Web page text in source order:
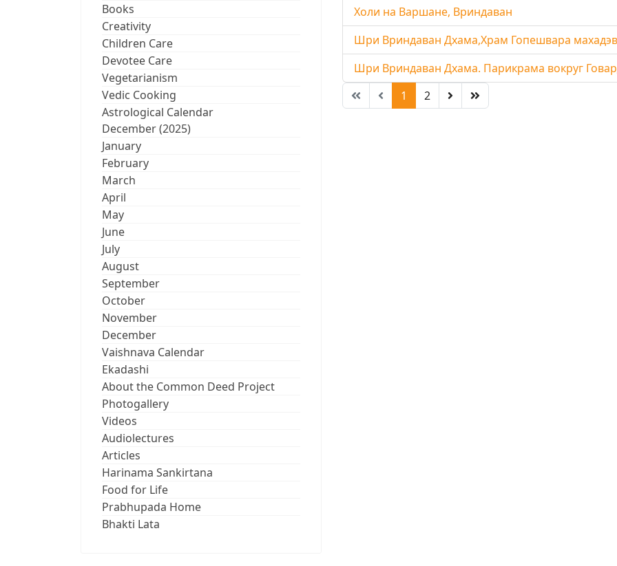
Books
Creativity
Children Care
Devotee Care
Vegetarianism
Vedic Cooking
Astrological Calendar
December (2025)
January
February
March
April
May
June
July
August
September
October
November
December
Vaishnava Calendar
Ekadashi
About the Common Deed Project
Photogallery
Videos
Audiolectures
Articles
Harinama Sankirtana
Food for Life
Prabhupada Home
Bhakti Lata
Холи на Варшане, Вриндаван
Шри Вриндаван Дхама,Храм Гопешвара
Шри Вриндаван Дхама. Парикрама вокруг
1 2